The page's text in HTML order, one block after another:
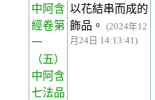
中阿含
經卷第
一
（五）
中阿含
七法品
以花結串而成的
飾品。
(2024年12
月24日 14:13:41)